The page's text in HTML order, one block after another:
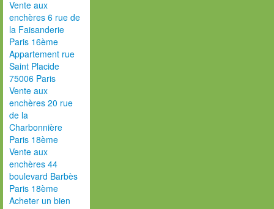
Vente aux
enchères 6 rue de
la Faisanderie
Paris 16ème
Appartement rue
Saint Placide
75006 Paris
Vente aux
enchères 20 rue
de la
Charbonnière
Paris 18ème
Vente aux
enchères 44
boulevard Barbès
Paris 18ème
Acheter un bien